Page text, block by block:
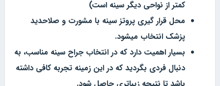
کمتر از نواحی دیگر سینه است)
محل قرار گیری پروتز سینه با مشورت و صلاحدید
پزشک انتخاب میشود.
بسیار اهمیت دارد که در انتخاب جراح سینه مناسب، به
دنبال فردی بگردید که در این زمینه تجربه کافی داشته